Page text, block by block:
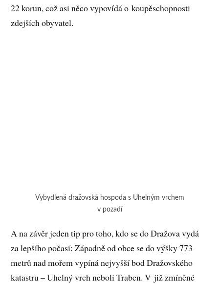
22 korun, což asi něco vypovídá o koupěschopnosti
zdejších obyvatel.
Vybydlená dražovská hospoda s Uhelným vrchem
v pozadí
A na závěr jeden tip pro toho, kdo se do Dražova vydá
za lepšího počasí: Západně od obce se do výšky 773
metrů nad mořem vypíná nejvyšší bod Dražovského
katastru – Uhelný vrch neboli Traben. V již zmíněné